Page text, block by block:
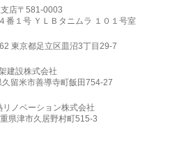
店〒581-0003
番１号 ＹＬＢタニムラ １０１号室
東京都足立区皿沼3丁目29-7
建設株式会社
留米市善導寺町飯田754-27
ノベーション株式会社
県津市久居野村町515-3